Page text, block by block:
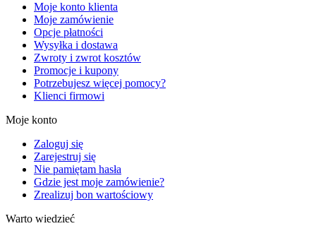
Moje konto klienta
Moje zamówienie
Opcje płatności
Wysyłka i dostawa
Zwroty i zwrot kosztów
Promocje i kupony
Potrzebujesz więcej pomocy?
Klienci firmowi
Moje konto
Zaloguj się
Zarejestruj się
Nie pamiętam hasła
Gdzie jest moje zamówienie?
Zrealizuj bon wartościowy
Warto wiedzieć